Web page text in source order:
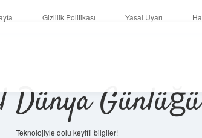
Gizlilik Politikası Yasal Uyarı
Günlüğü
Teknolojiyle dolu keyifli bilgiler!